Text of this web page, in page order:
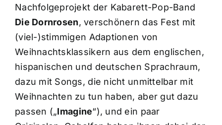
Nachfolgeprojekt der Kabarett-Pop-Band
Die Dornrosen, verschönern das Fest mit
(viel-)stimmigen Adaptionen von
Weihnachtsklassikern aus dem englischen,
hispanischen und deutschen Sprachraum,
dazu mit Songs, die nicht unmittelbar mit
Weihnachten zu tun haben, aber gut dazu
passen („Imagine“), und ein paar